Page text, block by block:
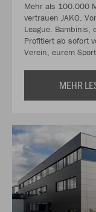
Mehr als 100.000
vertrauen JAKO.
League. Bambinis,
Profitiert ab sofort
Verein, eurem
MEHR